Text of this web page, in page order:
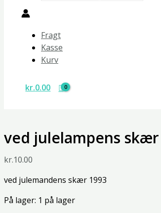
Fragt
Kasse
Kurv
kr.0.00
ved julelampens skær
kr.10.00
ved julemandens skær 1993
På lager: 1 på lager